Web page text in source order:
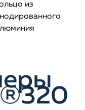
из